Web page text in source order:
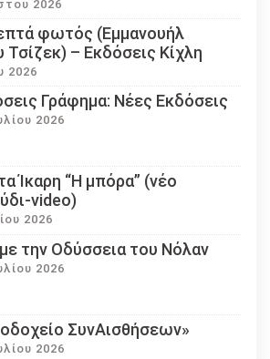
2026
φωτός (Εμμανουήλ
Τσίζεκ) – Εκδόσεις Κίχλη
2026
Γράφημα: Νέες Εκδόσεις
2026
Ίκαρη “Η μπόρα” (νέο
video)
2026
την Οδύσσεια του Νόλαν
2026
ΣυνΑισθήσεων»
2026